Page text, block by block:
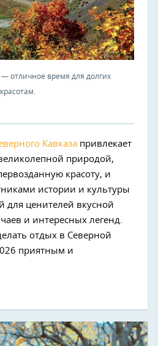
отличное время для долгих
Кавказа привлекает
природой,
красоту, и
истории и культуры
для ценителей вкусной
и интересных легенд.
отдых в Северной
приятным и